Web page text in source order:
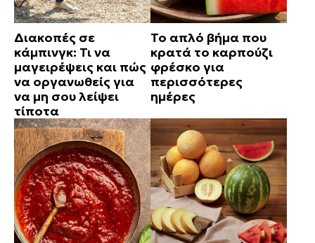
Διακοπές σε
κάμπινγκ: Τι να
μαγειρέψεις και πώς
να οργανωθείς για
να μη σου λείψει
τίποτα
Το απλό βήμα που
κρατά το καρπούζι
φρέσκο για
περισσότερες
ημέρες